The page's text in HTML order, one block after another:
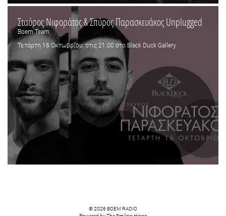
Σταύρος Νιφοράτος & Σπύρος Παρασκευάκος Unplugged
Boem Team
Τετάρτη 16 Οκτωβρίου, στις 21.00 στο Black Duck Gallery
© 2026 BOEM RADIO